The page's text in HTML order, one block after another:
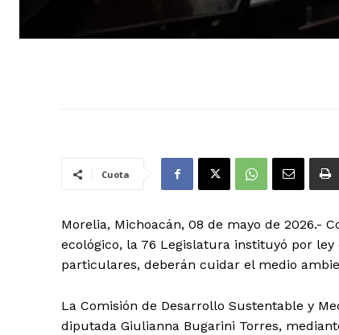
Cuota
Morelia, Michoacán, 08 de mayo de 2026.-
ecológico, la 76 Legislatura instituyó por
particulares, deberán cuidar el medio
La Comisión de Desarrollo Sustentable y
diputada Giulianna Bugarini Torres,